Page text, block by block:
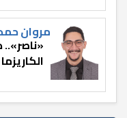
مروان
«ناصر»..